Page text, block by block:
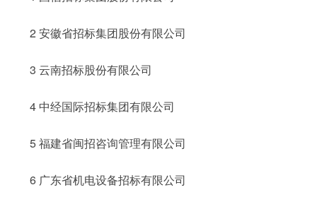
2 安徽省招标集团股份有限公司
3 云南招标股份有限公司
4 中经国际招标集团有限公司
5 福建省闽招咨询管理有限公司
6 广东省机电设备招标有限公司